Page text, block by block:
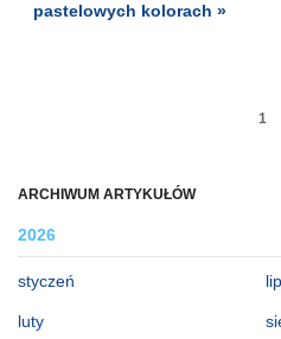
ARCHIWUM ARTYKUŁÓW
2026
styczeń
luty
pastelowych kolorach »
1